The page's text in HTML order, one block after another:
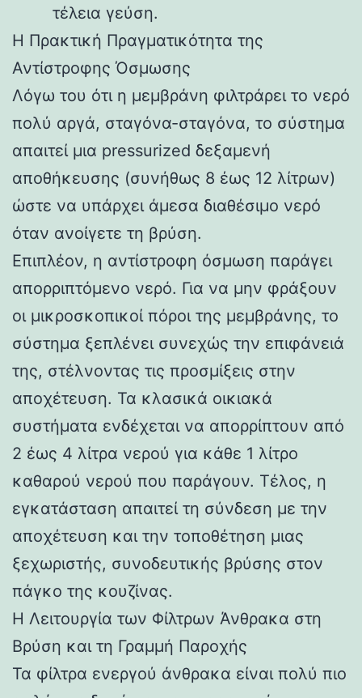
τέλεια γεύση.
Η Πρακτική Πραγματικότητα της
Αντίστροφης Όσμωσης
Λόγω του ότι η μεμβράνη φιλτράρει το νερό
πολύ αργά, σταγόνα-σταγόνα, το σύστημα
απαιτεί μια pressurized δεξαμενή
αποθήκευσης (συνήθως 8 έως 12 λίτρων)
ώστε να υπάρχει άμεσα διαθέσιμο νερό
όταν ανοίγετε τη βρύση.
Επιπλέον, η αντίστροφη όσμωση παράγει
απορριπτόμενο νερό. Για να μην φράξουν
οι μικροσκοπικοί πόροι της μεμβράνης, το
σύστημα ξεπλένει συνεχώς την επιφάνειά
της, στέλνοντας τις προσμίξεις στην
αποχέτευση. Τα κλασικά οικιακά
συστήματα ενδέχεται να απορρίπτουν από
2 έως 4 λίτρα νερού για κάθε 1 λίτρο
καθαρού νερού που παράγουν. Τέλος, η
εγκατάσταση απαιτεί τη σύνδεση με την
αποχέτευση και την τοποθέτηση μιας
ξεχωριστής, συνοδευτικής βρύσης στον
πάγκο της κουζίνας.
Η Λειτουργία των Φίλτρων Άνθρακα στη
Βρύση και τη Γραμμή Παροχής
Τα φίλτρα ενεργού άνθρακα είναι πολύ πιο